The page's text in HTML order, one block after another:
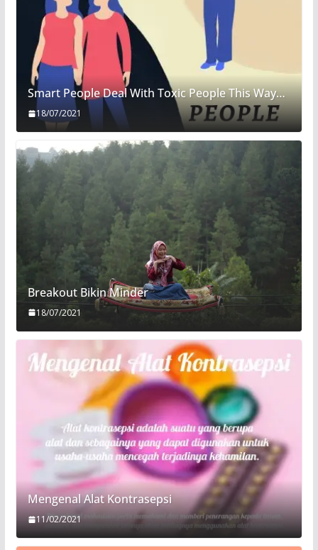
Smart People Deal With Toxic People This Way…
18/07/2021
Breakout Bikin Minder
18/07/2021
Mengenal Alat Kontrasepsi
11/02/2021